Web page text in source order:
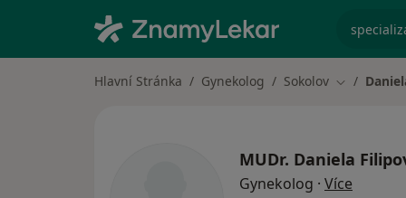
Hlavní Stránka Gynekolog Sokolov Změna
MUDr. Daniela
Gynekolog · Více